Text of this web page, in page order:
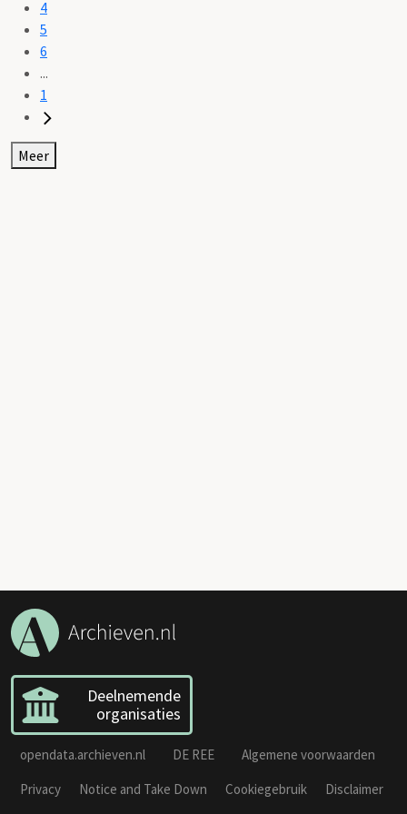
4
5
6
...
1
Meer
Deelnemende
organisaties
opendata.archieven.nl DE REE
Algemene voorwaarden
Privacy
Notice and Take Down Cookiegebruik
Disclaimer